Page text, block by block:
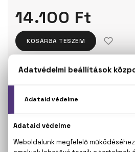
14.100 Ft
KOSÁRBA TESZEM
Törzsvásárlóknak csak:13.395 Ft
50 ml